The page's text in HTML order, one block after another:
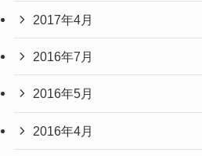
2017年4月
2016年7月
2016年5月
2016年4月